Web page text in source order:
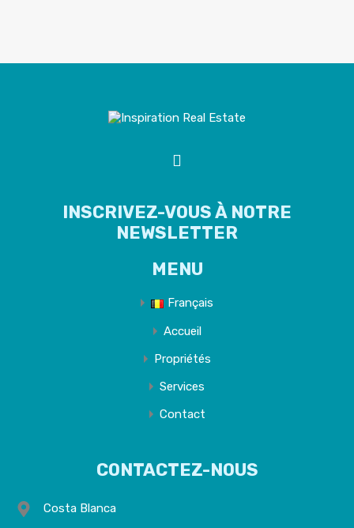
INSCRIVEZ-VOUS À NOTRE
NEWSLETTER
MENU
Français
Accueil
Propriétés
Services
Contact
CONTACTEZ-NOUS
Costa Blanca